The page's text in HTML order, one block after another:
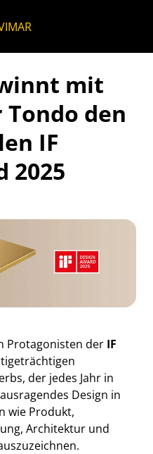
mit
den
IF
2025
Protagonisten der IF
der jedes Jahr in
Design in
wie Produkt,
Architektur und